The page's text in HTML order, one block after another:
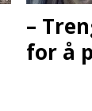
–
for å